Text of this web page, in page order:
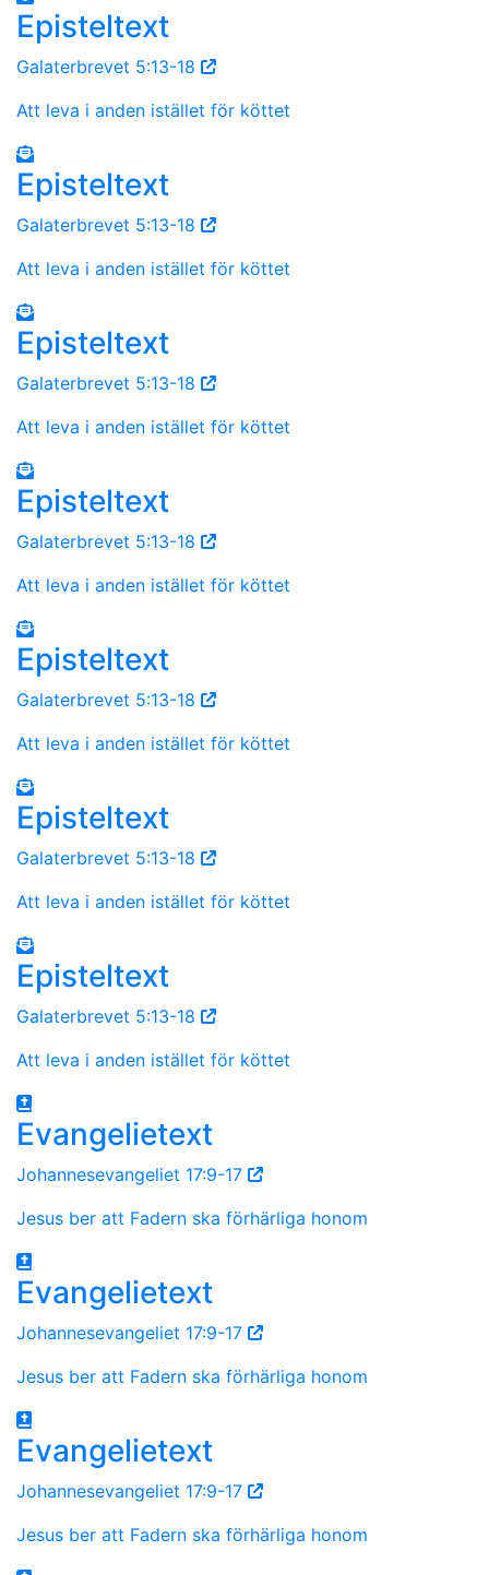
Episteltext
Galaterbrevet 5:13-18
Att leva i anden istället för köttet
Episteltext
Galaterbrevet 5:13-18
Att leva i anden istället för köttet
Episteltext
Galaterbrevet 5:13-18
Att leva i anden istället för köttet
Episteltext
Galaterbrevet 5:13-18
Att leva i anden istället för köttet
Episteltext
Galaterbrevet 5:13-18
Att leva i anden istället för köttet
Episteltext
Galaterbrevet 5:13-18
Att leva i anden istället för köttet
Episteltext
Galaterbrevet 5:13-18
Att leva i anden istället för köttet
Evangelietext
Johannesevangeliet 17:9-17
Jesus ber att Fadern ska förhärliga honom
Evangelietext
Johannesevangeliet 17:9-17
Jesus ber att Fadern ska förhärliga honom
Evangelietext
Johannesevangeliet 17:9-17
Jesus ber att Fadern ska förhärliga honom